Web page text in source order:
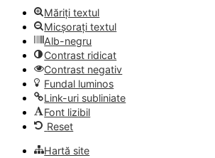
Măriți textul
Micșorați textul
Alb-negru
Contrast ridicat
Contrast negativ
Fundal luminos
Link-uri subliniate
Font lizibil
Reset
Hartă site